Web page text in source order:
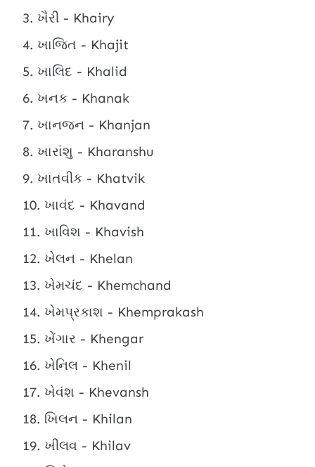
ખૈરી - Khairy
ખાજિત - Khajit
ખાલિદ - Khalid
ખનક - Khanak
ખાનજન - Khanjan
ખારાંશુ - Kharanshu
ખાતવીક - Khatvik
ખાવંદ - Khavand
ખાવિશ - Khavish
ખેલન - Khelan
ખેમચંદ - Khemchand
ખેમપ્રકાશ - Khemprakash
ખેંગાર - Khengar
ખેનિલ - Khenil
ખેવંશ - Khevansh
ખિલન - Khilan
ખીલવ - Khilav